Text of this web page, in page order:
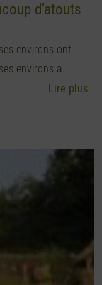
d’atouts
environs ont
environs a...
Lire plus